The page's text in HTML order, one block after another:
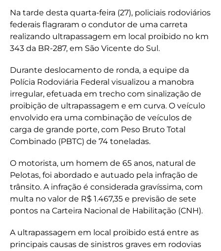
Na tarde desta quarta-feira (27), policiais rodoviários
federais flagraram o condutor de uma carreta
realizando ultrapassagem em local proibido no km
343 da BR-287, em São Vicente do Sul.
Durante deslocamento de ronda, a equipe da
Polícia Rodoviária Federal visualizou a manobra
irregular, efetuada em trecho com sinalização de
proibição de ultrapassagem e em curva. O veículo
envolvido era uma combinação de veículos de
carga de grande porte, com Peso Bruto Total
Combinado (PBTC) de 74 toneladas.
O motorista, um homem de 65 anos, natural de
Pelotas, foi abordado e autuado pela infração de
trânsito. A infração é considerada gravíssima, com
multa no valor de R$ 1.467,35 e previsão de sete
pontos na Carteira Nacional de Habilitação (CNH).
A ultrapassagem em local proibido está entre as
principais causas de sinistros graves em rodovias